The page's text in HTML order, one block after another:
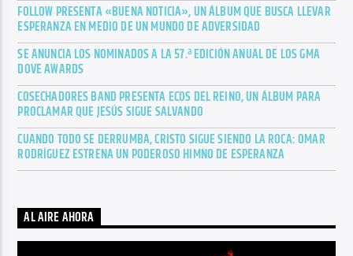
FOLLOW PRESENTA «BUENA NOTICIA», UN ÁLBUM QUE BUSCA LLEVAR
ESPERANZA EN MEDIO DE UN MUNDO DE ADVERSIDAD
SE ANUNCIA LOS NOMINADOS A LA 57.ª EDICIÓN ANUAL DE LOS GMA
DOVE AWARDS
COSECHADORES BAND PRESENTA ECOS DEL REINO, UN ÁLBUM PARA
PROCLAMAR QUE JESÚS SIGUE SALVANDO
CUANDO TODO SE DERRUMBA, CRISTO SIGUE SIENDO LA ROCA: OMAR
RODRÍGUEZ ESTRENA UN PODEROSO HIMNO DE ESPERANZA
AL AIRE AHORA